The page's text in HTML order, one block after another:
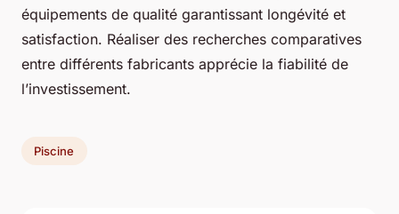
équipements de qualité garantissant longévité et
satisfaction. Réaliser des recherches comparatives
entre différents fabricants apprécie la fiabilité de
l’investissement.
Piscine